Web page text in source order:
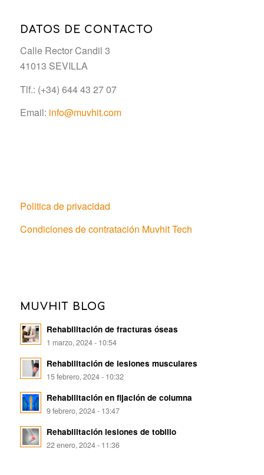
DATOS DE CONTACTO
Calle Rector Candil 3
41013 SEVILLA
Tlf.: (+34) 644 43 27 07
Email: info@muvhit.com
Politica de privacidad
Condiciones de contratación Muvhit Tech
MUVHIT BLOG
Rehabilitación de fracturas óseas
1 marzo, 2024 - 10:54
Rehabilitación de lesiones musculares
15 febrero, 2024 - 10:32
Rehabilitación en fijación de columna
9 febrero, 2024 - 13:47
Rehabilitación lesiones de tobillo
22 enero, 2024 - 11:36